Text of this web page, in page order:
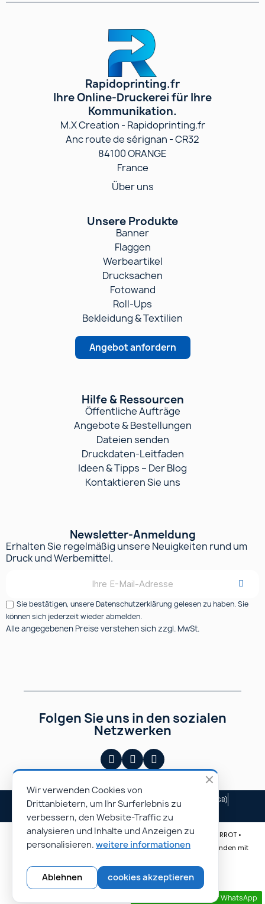
Rapidoprinting.fr
Ihre Online-Druckerei für Ihre
Kommunikation.
M.X Creation - Rapidoprinting.fr
Anc route de sérignan - CR32
84100 ORANGE
France
Über uns
Unsere Produkte
Banner
Flaggen
Werbeartikel
Drucksachen
Fotowand
Roll-Ups
Bekleidung & Textilien
Angebot anfordern
Hilfe & Ressourcen
Öffentliche Aufträge
Angebote & Bestellungen
Dateien senden
Druckdaten-Leitfaden
Ideen & Tipps – Der Blog
Kontaktieren Sie uns
Newsletter-Anmeldung
Erhalten Sie regelmäßig unsere Neuigkeiten rund um
Druck und Werbemittel.
Sie bestätigen, unsere Datenschutzerklärung gelesen zu haben. Sie
können sich jederzeit wieder abmelden.
Alle angegebenen Preise verstehen sich zzgl. MwSt.
Folgen Sie uns in den sozialen
Netzwerken
Impressum
Allgemeine Geschäftsbedingungen (AGB)
Unsere Partner
© Rapidoprinting.fr 2026 | Website erstellt von Monsieur PIERROT •
Spezialist für E-Commerce-Websites • Erreichen Sie mehr Kunden mit
Kontaktieren sie uns per WhatsApp
Wir verwenden Cookies von
Drittanbietern, um Ihr Surferlebnis zu
verbessern, den Website-Traffic zu
analysieren und Inhalte und Anzeigen zu
personalisieren. weitere informationen
cookies akzeptieren
Ablehnen